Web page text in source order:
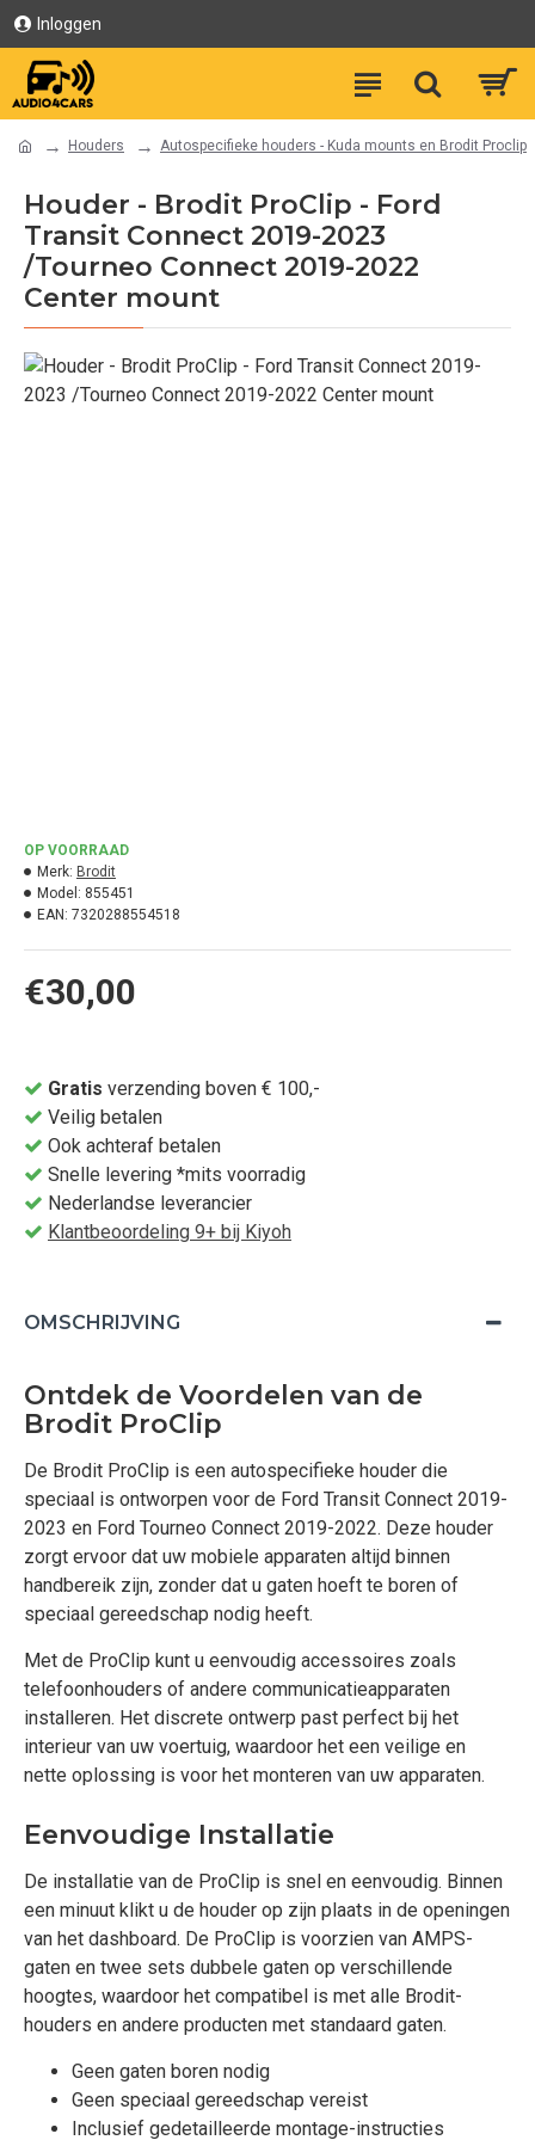
Inloggen
Houders Autospecifieke houders - Kuda mounts en Brodit Proclip
Houder - Brodit ProClip - Ford
Transit Connect 2019-2023
/Tourneo Connect 2019-2022
Center mount
€30,00
OP VOORRAAD
Merk: Brodit
Model: 855451
EAN: 7320288554518
Gratis verzending boven € 100,-
Veilig betalen
Ook achteraf betalen
Snelle levering *mits voorradig
Nederlandse leverancier
Klantbeoordeling 9+ bij Kiyoh
OMSCHRIJVING
Ontdek de Voordelen van de
Brodit ProClip
De Brodit ProClip is een autospecifieke houder die
speciaal is ontworpen voor de Ford Transit Connect 2019-
2023 en Ford Tourneo Connect 2019-2022. Deze houder
zorgt ervoor dat uw mobiele apparaten altijd binnen
handbereik zijn, zonder dat u gaten hoeft te boren of
speciaal gereedschap nodig heeft.
Met de ProClip kunt u eenvoudig accessoires zoals
telefoonhouders of andere communicatieapparaten
installeren. Het discrete ontwerp past perfect bij het
interieur van uw voertuig, waardoor het een veilige en
nette oplossing is voor het monteren van uw apparaten.
Eenvoudige Installatie
De installatie van de ProClip is snel en eenvoudig. Binnen
een minuut klikt u de houder op zijn plaats in de openingen
van het dashboard. De ProClip is voorzien van AMPS-
gaten en twee sets dubbele gaten op verschillende
hoogtes, waardoor het compatibel is met alle Brodit-
houders en andere producten met standaard gaten.
Geen gaten boren nodig
Geen speciaal gereedschap vereist
Inclusief gedetailleerde montage-instructies